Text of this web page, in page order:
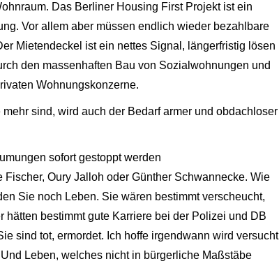
Das Berliner Housing First Projekt ist ein
Vor allem aber müssen endlich wieder bezahlbare
Mietendeckel ist ein nettes Signal, längerfristig lösen
den massenhaften Bau von Sozialwohnungen und
Wohnungskonzerne.
sind, wird auch der Bedarf armer und obdachloser
sofort gestoppt werden
Fischer, Oury Jalloh oder Günther Schwannecke. Wie
Sie noch Leben. Sie wären bestimmt verscheucht,
hätten bestimmt gute Karriere bei der Polizei und DB
sind tot, ermordet. Ich hoffe irgendwann wird versucht
Leben, welches nicht in bürgerliche Maßstäbe